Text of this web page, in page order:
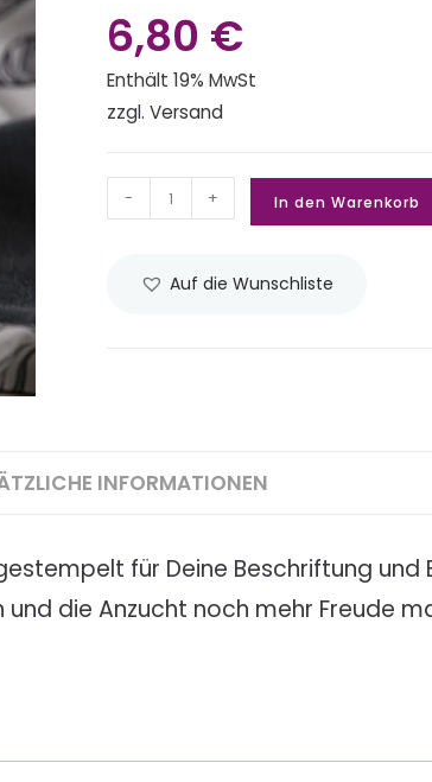
6,80 €
Enthält 19% MwSt
zzgl.Versand
- + In den Warenkorb
Auf die Wunschliste
INFORMATIONEN
für Deine Beschriftung und
die Anzucht noch mehr Freude